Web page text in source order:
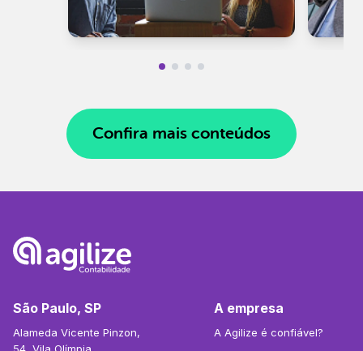
Confira mais conteúdos
São Paulo, SP
Alameda Vicente Pinzon,
A empresa
A Agilize é confiável?